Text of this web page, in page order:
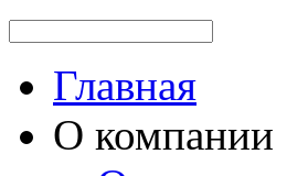
Главная
О компании